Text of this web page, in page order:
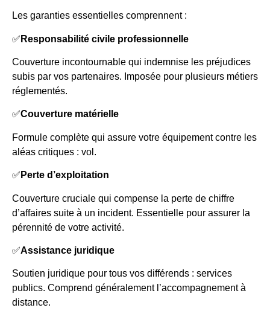
Les garanties essentielles comprennent :
✅ Responsabilité civile professionnelle
Couverture incontournable qui indemnise les préjudices
subis par vos partenaires. Imposée pour plusieurs métiers
réglementés.
✅Couverture matérielle
Formule complète qui assure votre équipement contre les
aléas critiques : vol.
✅ Perte d’exploitation
Couverture cruciale qui compense la perte de chiffre
d’affaires suite à un incident. Essentielle pour assurer la
pérennité de votre activité.
✅Assistance juridique
Soutien juridique pour tous vos différends : services
publics. Comprend généralement l’accompagnement à
distance.